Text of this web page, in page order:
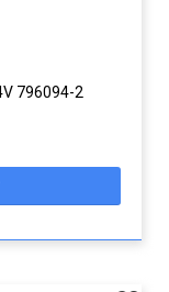
796094-2